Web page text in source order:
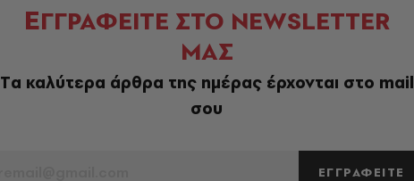
ΕΓΓΡΑΦΕΙΤΕ ΣΤΟ NEWSLETTER
ΜΑΣ
Tα καλύτερα άρθρα της ημέρας έρχονται στο mail
σου
ΕΓΓΡΑΦΕΙΤΕ